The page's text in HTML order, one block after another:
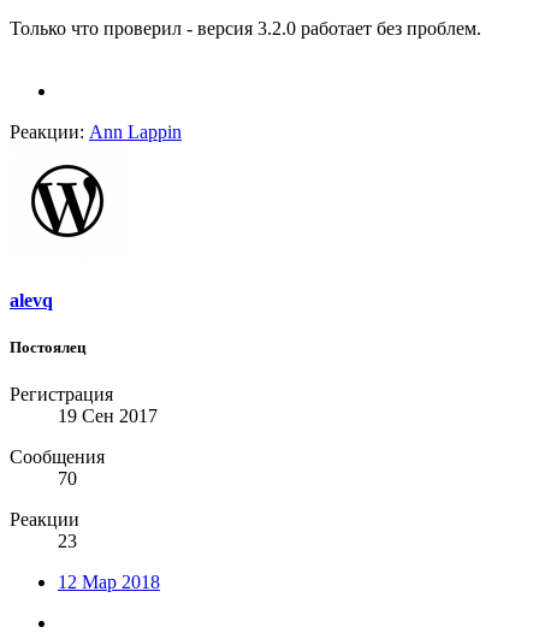
Только что проверил - версия 3.2.0 работает без проблем.
Реакции: Ann Lappin
alevq
Постоялец
Регистрация
19 Сен 2017
Сообщения
70
Реакции
23
12 Мар 2018